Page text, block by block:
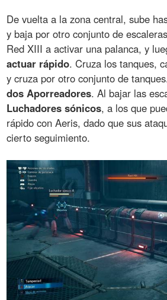
De vuelta a la zona central, sube
y baja por otro conjunto de
Red XIII a activar una palanca, y
actuar rápido. Cruza los tanques,
y cruza por otro conjunto de
dos Aporreadores. Al bajar las
Luchadores sónicos, a los que
rápido con Aeris, dado que sus
cierto seguimiento.